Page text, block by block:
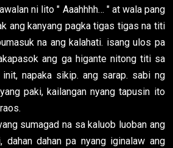
ni lito " Aaahhhh… " at wala pang
ang kanyang pagka tigas tigas na titi
na ang kalahati. isang ulos pa
ang ga higante nitong titi sa
napaka sikip. ang sarap. sabi ng
paki, kailangan nyang tapusin ito
sumagad na sa kaluob luoban ang
dahan dahan pa nyang iginalaw ang